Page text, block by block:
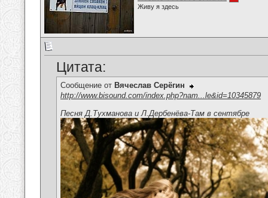
Живу я здесь
Цитата:
Сообщение от Вячеслав Серёгин
http://www.bisound.com/index.php?nam...le&id=10345879
Песня Д.Тухманова и Л.Дербенёва-Там в сентябре